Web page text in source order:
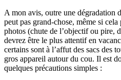
A mon avis, outre une dégradation
peut pas grand-chose, même si
photos (chute de l’objectif ou
devrez être le plus attentif en
certains sont à l’affut des sacs des
gros appareil autour du cou. Il est
quelques précautions simples :